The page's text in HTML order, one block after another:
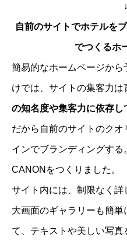
自前のサイトでホテルを
でつくるホ
簡易的なホームページか
けでは、サイトの集客力は
の知名度や集客力に依存し
だから自前のサイトのク
インでブランディングす
CANONをつくりました。
サイト内には、制限なく詳
大画面のギャラリーも簡
て、テキストや美しい写真